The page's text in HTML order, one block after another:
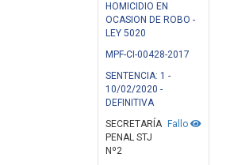
HOMICIDIO EN
OCASION DE ROBO -
LEY 5020
MPF-CI-00428-2017
SENTENCIA: 1 -
10/02/2020 -
DEFINITIVA
Fallo
SECRETARÍA
PENAL STJ
Nº2